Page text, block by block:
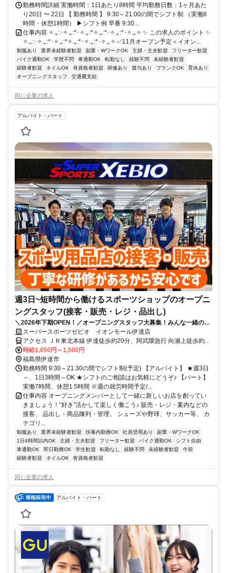
勤務時間詳細 実働時間：1日あたり8時間 平均勤務日数：1ヶ月あた
り20日 〜 22日 【 勤務時間 】 9:30～21:00の間でシフト制 （実働8
時間・休憩1時間） ▶シフト例 早番 9:30...
仕事内容 ✧.｡:･✧.｡:*･✧.｡:*✧.｡:*･✧.｡:*･✧.｡✧ ✨ この求人のポイント ✨
✧.｡:･✧.｡:*･✧.｡:*✧.｡:*･✧.｡:*･✧.｡✧ ✅11月オープン予定＜イオン...
制服あり 業界未経験者歓迎 副業・WワークOK 主婦・主夫歓迎
フリーター歓迎
バイク通勤OK
学歴不問 車通勤OK 転勤なし 経験不問
未経験者歓迎
経験者歓迎
ネイルOK 有資格者歓迎 研修あり 賞与あり ブランクOK
育休あり
オープニングスタッフ
交通費支給
同じ企業の求人
アルバイト・パート
週3日~短時間から働けるスポーツショップのオープニ
ングスタッフ(接客・販売・レジ・品出し)
＼2026年下期OPEN！／オープニングスタッフ大募集！みんな一緒のス
タートだから安心★週3日～短時間OK！家事や学校と無理なく両立でき
ますよ♪社割で商品をお得にGetできます☆彡スポーツやアパレル、人と
話す事が好きな方なら未経験も大歓迎！＜髪型・髪色自由！ピアス・ネ
イルもOKだからオシャレも楽しめます♪＞
スーパースポーツゼビオ イオンモール伊達店
アクセス ＪＲ東北本線 伊達徒歩約20分、阿武隈急行 向瀬上徒歩約44
分、ＪＲ東北本線 桑折徒歩約47分
時給1,050円～1,500円
福島県伊達市
勤務時間 9:30～21:30の間でシフト制(予定) 【アルバイト】 ★週3日
～、1日3時間～OK ★シフトのご相談はお気軽にどうぞ♪ 【パート】
実働7時間、休憩1.5時間 ※週の就労時間予定/...
仕事内容 オープニングメンバーとして一緒に新しいお店を創ってい
きましょう！“好き”活かして楽しく働こう♪ 販売・レジ・案内などの
接客、 品出し・商品陳列・管理。 シューズや野球、サッカー等、 カ
テゴリ...
制服あり 業界未経験者歓迎 扶養内勤務OK 社員登用あり
副業・WワークOK
1日4時間以内OK
主婦・主夫歓迎 フリーター歓迎 バイク通勤OK
シフト自由
車通勤OK
即日勤務OK 学生歓迎 転勤なし 経験不問 未経験者歓迎
午前
経験者歓迎
ネイルOK 有資格者歓迎
同じ企業の求人
アルバイト・パート